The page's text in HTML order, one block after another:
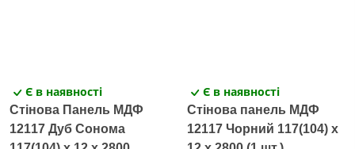
Є в наявності
Стінова Панель МДФ
12117 Дуб Сонома
Є в наявності
Стінова панель МДФ
12117 Чорний 117(104) x